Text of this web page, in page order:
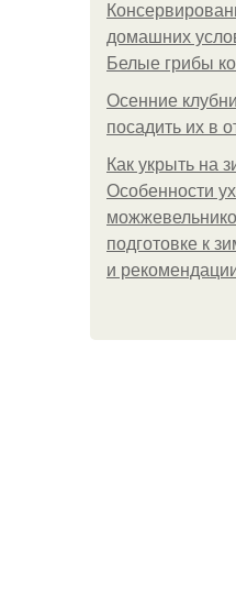
домашних
Белые грибы
Осенние
посадить их в
Как укрыть на
Особенности
подготовке к
и